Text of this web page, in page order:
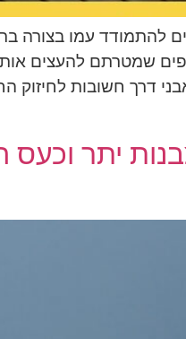
עמו בצורה
שמטרתם להעצים אותך
דרך חשובות לחיזוק
יתר וכעס